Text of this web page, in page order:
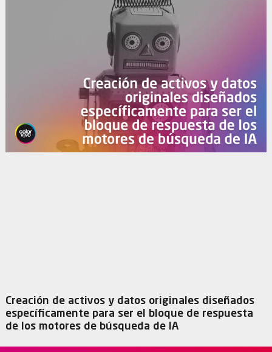
Creación de activos y datos originales diseñados
específicamente para ser el bloque de respuesta
de los motores de búsqueda de IA